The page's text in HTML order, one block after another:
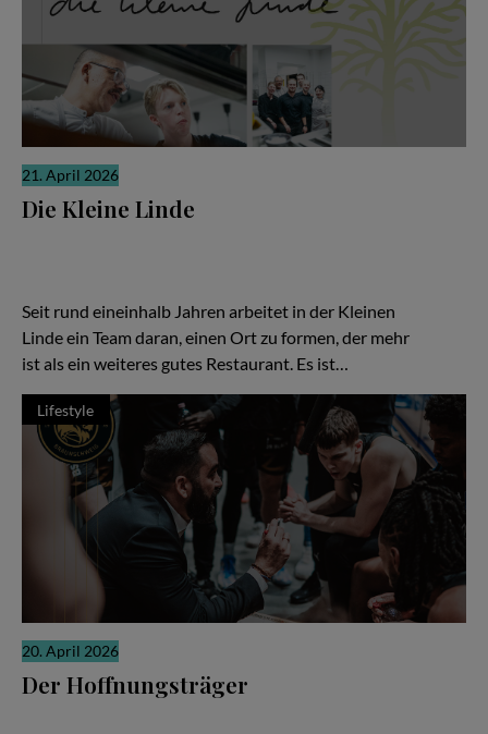
21. April 2026
Die Kleine Linde
Seit rund eineinhalb Jahren arbeitet in der Kleinen
Linde ein Team daran, einen Ort zu formen, der mehr
ist als ein weiteres gutes Restaurant. Es ist…
Lifestyle
20. April 2026
Der Hoffnungsträger